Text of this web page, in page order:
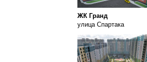
ЖК Гранд
улица Спартака